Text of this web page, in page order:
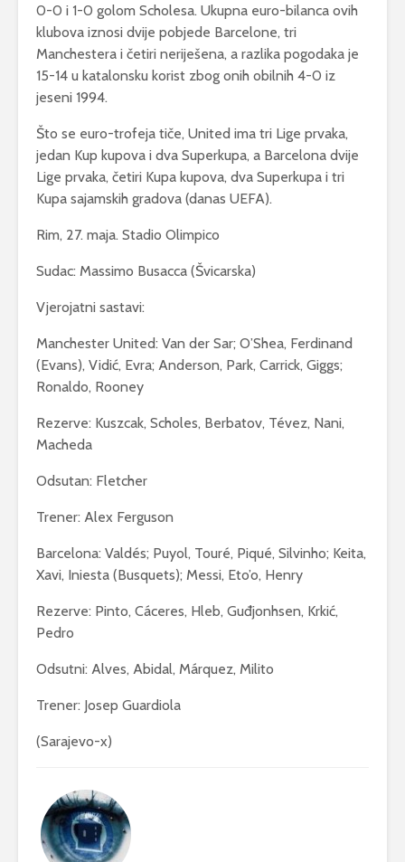
0-0 i 1-0 golom Scholesa. Ukupna euro-bilanca ovih
klubova iznosi dvije pobjede Barcelone, tri
Manchestera i četiri neriješena, a razlika pogodaka je
15-14 u katalonsku korist zbog onih obilnih 4-0 iz
jeseni 1994.
Što se euro-trofeja tiče, United ima tri Lige prvaka,
jedan Kup kupova i dva Superkupa, a Barcelona dvije
Lige prvaka, četiri Kupa kupova, dva Superkupa i tri
Kupa sajamskih gradova (danas UEFA).
Rim, 27. maja. Stadio Olimpico
Sudac: Massimo Busacca (Švicarska)
Vjerojatni sastavi:
Manchester United: Van der Sar; O’Shea, Ferdinand
(Evans), Vidić, Evra; Anderson, Park, Carrick, Giggs;
Ronaldo, Rooney
Rezerve: Kuszcak, Scholes, Berbatov, Tévez, Nani,
Macheda
Odsutan: Fletcher
Trener: Alex Ferguson
Barcelona: Valdés; Puyol, Touré, Piqué, Silvinho; Keita,
Xavi, Iniesta (Busquets); Messi, Eto’o, Henry
Rezerve: Pinto, Cáceres, Hleb, Guđjonhsen, Krkić,
Pedro
Odsutni: Alves, Abidal, Márquez, Milito
Trener: Josep Guardiola
(Sarajevo-x)